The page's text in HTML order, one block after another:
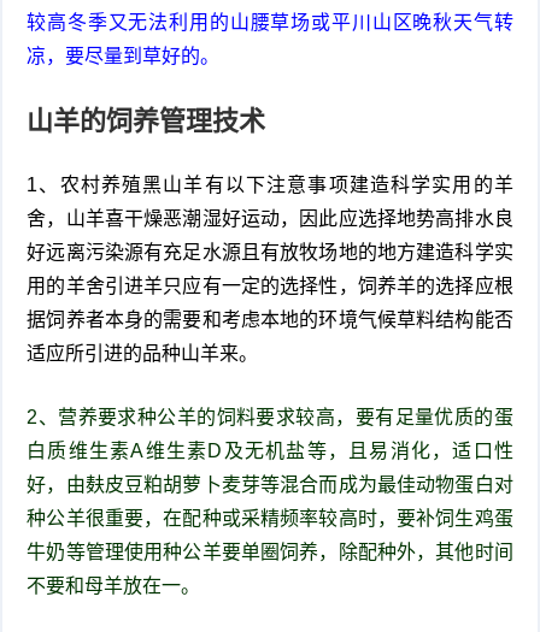
较高冬季又无法利用的山腰草场或平川山区晚秋天气转
凉，要尽量到草好的。
山羊的饲养管理技术
1、农村养殖黑山羊有以下注意事项建造科学实用的羊
舍，山羊喜干燥恶潮湿好运动，因此应选择地势高排水良
好远离污染源有充足水源且有放牧场地的地方建造科学实
用的羊舍引进羊只应有一定的选择性，饲养羊的选择应根
据饲养者本身的需要和考虑本地的环境气候草料结构能否
适应所引进的品种山羊来。
2、营养要求种公羊的饲料要求较高，要有足量优质的蛋
白质维生素A维生素D及无机盐等，且易消化，适口性
好，由麸皮豆粕胡萝卜麦芽等混合而成为最佳动物蛋白对
种公羊很重要，在配种或采精频率较高时，要补饲生鸡蛋
牛奶等管理使用种公羊要单圈饲养，除配种外，其他时间
不要和母羊放在一。